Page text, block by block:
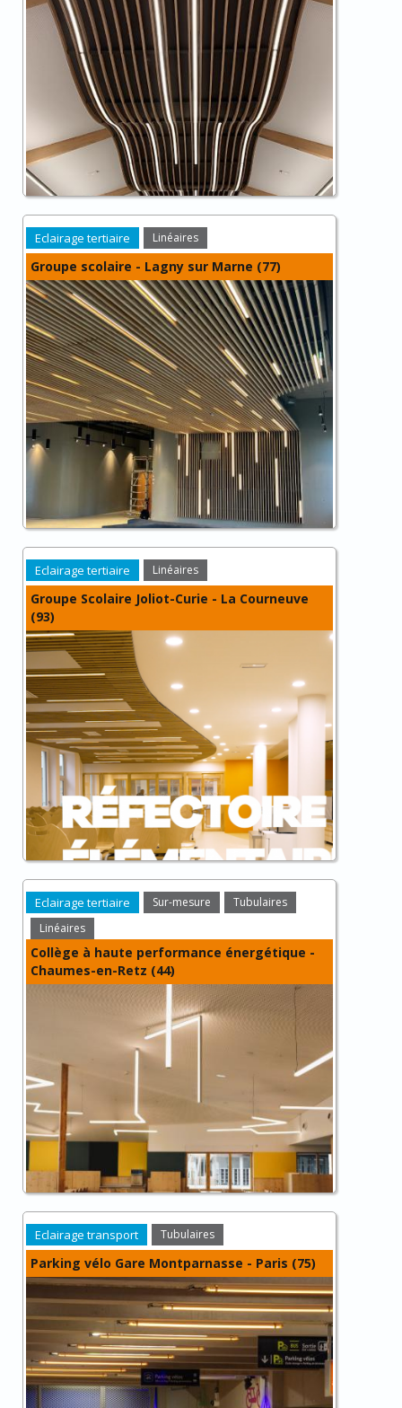
Eclairage tertiaire Linéaires
Groupe scolaire - Lagny sur Marne (77)
Eclairage tertiaire Linéaires
Groupe Scolaire Joliot-Curie - La Courneuve
(93)
Eclairage tertiaire Sur-mesure
Tubulaires
Linéaires
Collège à haute performance énergétique -
Chaumes-en-Retz (44)
Eclairage transport Tubulaires
Parking vélo Gare Montparnasse - Paris (75)